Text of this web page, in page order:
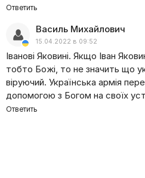
Ответить
Василь Михайлович
15.04.2022 в 09:52
Іванові Яковині. Якщо Іван
тобто Божі, то не значить що
віруючий. Українська армія
допомогою з Богом на своїх
Ответить